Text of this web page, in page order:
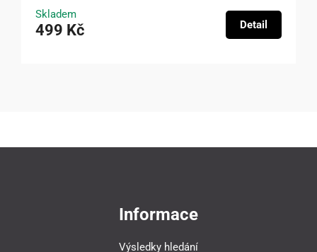
Skladem
499 Kč Detail
Informace
Výsledky hledání